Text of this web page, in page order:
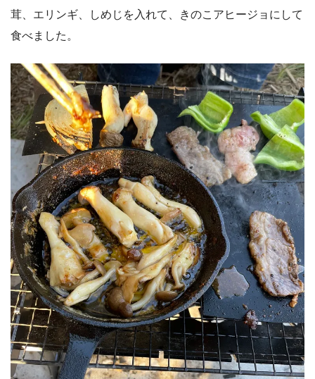
茸、エリンギ、しめじを入れて、きのこアヒージョにして
食べました。